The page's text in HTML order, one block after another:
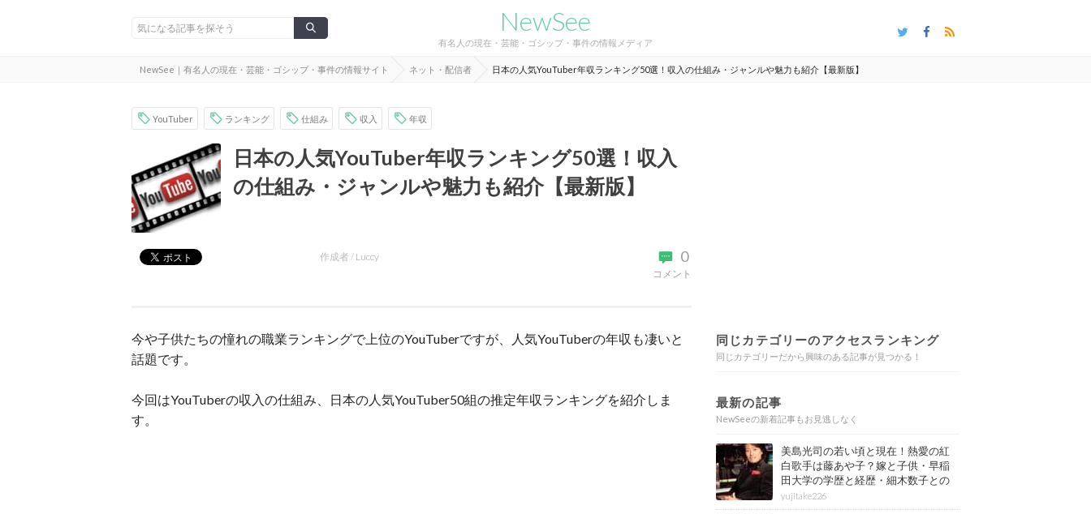
NewSee
有名人の現在・芸能・ゴシップ・事件の情報メディア
NewSee｜有名人の現在・芸能・ゴシップ・事件の情報サイト ネット・配信者 日本の人気YouTuber年収ランキング50選！収入の仕組み・ジャンルや魅力も紹介【最新版】
YouTuber ランキング 仕組み 収入 年収
日本の人気YouTuber年収ランキング50選！収入
の仕組み・ジャンルや魅力も紹介【最新版】
0
コメント
作成者 / Luccy
今や子供たちの憧れの職業ランキングで上位のYouTuberですが、人気YouTuberの年収も凄いと
話題です。
今回はYouTuberの収入の仕組み、日本の人気YouTuber50組の推定年収ランキングを紹介しま
す。
同じカテゴリーのアクセスランキング
同じカテゴリーだから興味のある記事が見つかる！
最新の記事
NewSeeの新着記事もお見逃しなく
美島光司の若い頃と現在！熱愛の紅
白歌手は藤あや子？嫁と子供・早稲
田大学の学歴と経歴・細木数子との
確執もまとめ
yujitake226